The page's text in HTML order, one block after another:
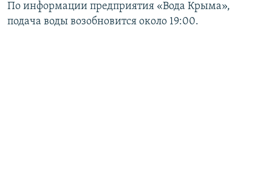
По информации предприятия «Вода Крыма»,
подача воды возобновится около 19:00.